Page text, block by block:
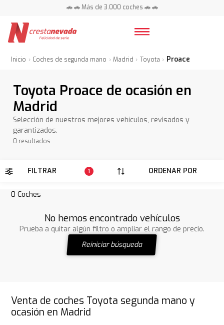
🚗 🚗 Más de 3.000 coches 🚗 🚗
Inicio Coches de segunda mano Madrid Toyota Proace
Toyota Proace de ocasión en
Madrid
Selección de nuestros mejores vehículos, revisados y
garantizados.
0 resultados
FILTRAR 1 ORDENAR POR
0 Coches
No hemos encontrado vehículos
Prueba a quitar algún filtro o ampliar el rango de precio.
Reiniciar búsqueda
Venta de coches Toyota segunda mano y
ocasión en Madrid